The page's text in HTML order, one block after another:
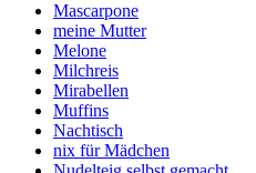
Mascarpone
meine Mutter
Melone
Milchreis
Mirabellen
Muffins
Nachtisch
nix für Mädchen